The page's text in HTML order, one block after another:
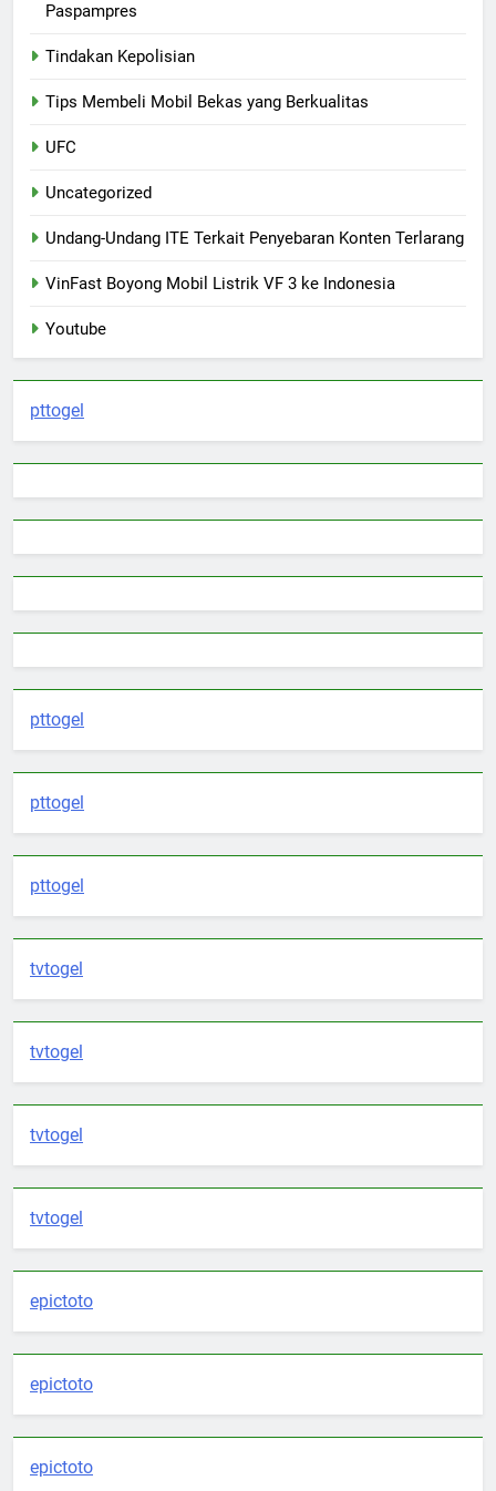
Paspampres
Tindakan Kepolisian
Tips Membeli Mobil Bekas yang Berkualitas
UFC
Uncategorized
Undang-Undang ITE Terkait Penyebaran Konten Terlarang
VinFast Boyong Mobil Listrik VF 3 ke Indonesia
Youtube
pttogel
pttogel
pttogel
pttogel
tvtogel
tvtogel
tvtogel
tvtogel
epictoto
epictoto
epictoto